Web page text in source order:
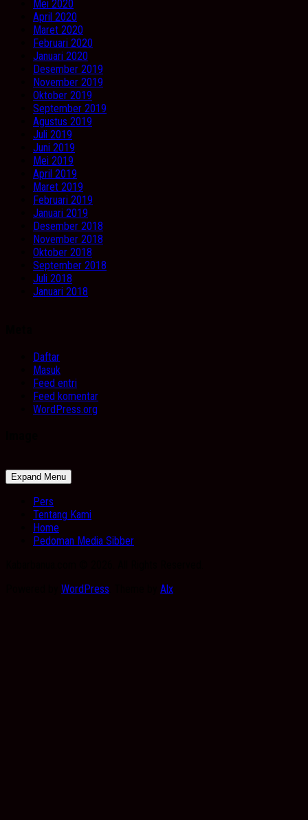
Mei 2020
April 2020
Maret 2020
Februari 2020
Januari 2020
Desember 2019
November 2019
Oktober 2019
September 2019
Agustus 2019
Juli 2019
Juni 2019
Mei 2019
April 2019
Maret 2019
Februari 2019
Januari 2019
Desember 2018
November 2018
Oktober 2018
September 2018
Juli 2018
Januari 2018
Daftar
Masuk
Feed entri
Feed komentar
WordPress.org
Expand Menu
Pers
Tentang Kami
Home
Pedoman Media Sibber
WordPress Alx